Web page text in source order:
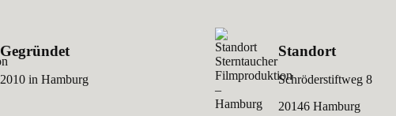
Gegründet
2010 in Hamburg
Standort
Schröderstiftweg 8
20146 Hamburg